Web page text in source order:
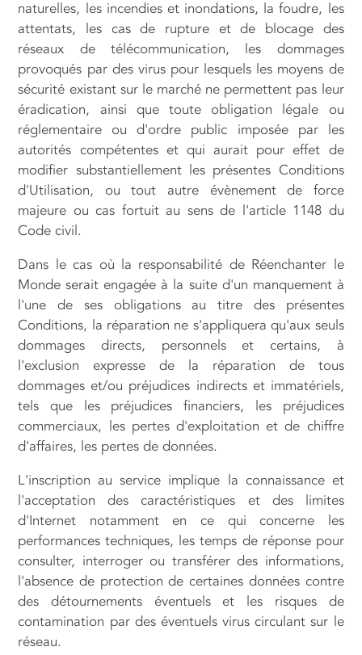
naturelles, les incendies et inondations, la foudre, les
attentats, les cas de rupture et de blocage des
réseaux de télécommunication, les dommages
provoqués par des virus pour lesquels les moyens de
sécurité existant sur le marché ne permettent pas leur
éradication, ainsi que toute obligation légale ou
réglementaire ou d'ordre public imposée par les
autorités compétentes et qui aurait pour effet de
modifier substantiellement les présentes Conditions
d'Utilisation, ou tout autre évènement de force
majeure ou cas fortuit au sens de l'article 1148 du
Code civil.
Dans le cas où la responsabilité de Réenchanter le
Monde serait engagée à la suite d'un manquement à
l'une de ses obligations au titre des présentes
Conditions, la réparation ne s'appliquera qu'aux seuls
dommages directs, personnels et certains, à
l'exclusion expresse de la réparation de tous
dommages et/ou préjudices indirects et immatériels,
tels que les préjudices financiers, les préjudices
commerciaux, les pertes d'exploitation et de chiffre
d'affaires, les pertes de données.
L'inscription au service implique la connaissance et
l'acceptation des caractéristiques et des limites
d'Internet notamment en ce qui concerne les
performances techniques, les temps de réponse pour
consulter, interroger ou transférer des informations,
l'absence de protection de certaines données contre
des détournements éventuels et les risques de
contamination par des éventuels virus circulant sur le
réseau.